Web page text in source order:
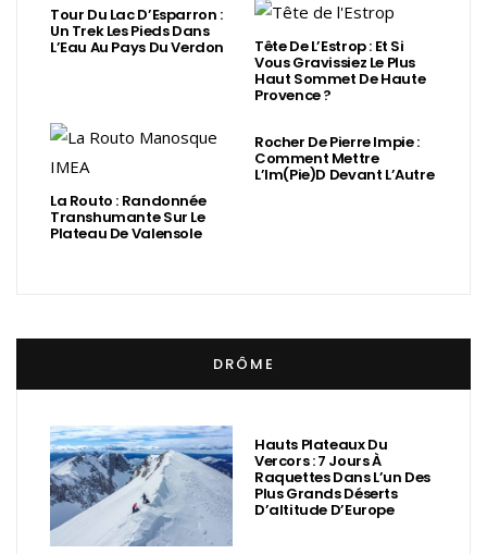
Tour Du Lac D’Esparron :
Un Trek Les Pieds Dans
L’Eau Au Pays Du Verdon Tête De L’Estrop : Et Si
Vous Gravissiez Le Plus
Haut Sommet De Haute
Provence ?
La Routo : Randonnée
Transhumante Sur Le
Plateau De Valensole
Rocher De Pierre Impie :
Comment Mettre
L’Im(Pie)d Devant L’Autre
DRÔME
Hauts Plateaux Du
Vercors : 7 Jours À
Raquettes Dans L’un Des
Plus Grands Déserts
D’altitude D’Europe